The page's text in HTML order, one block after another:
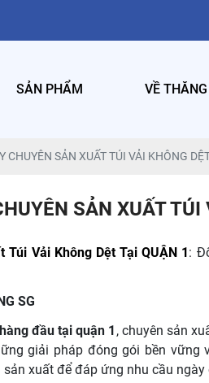
SẢN PHẨM VỀ
CHUYÊN SẢN XUẤT TÚI VẢI KHÔNG
SẢN XUẤT
Túi Vải Không Dệt Tại QUẬN 1:
SG
đầu tại quận 1 , chuyên sản
giải pháp đóng gói bền vững
xuất để đáp ứng nhu cầu